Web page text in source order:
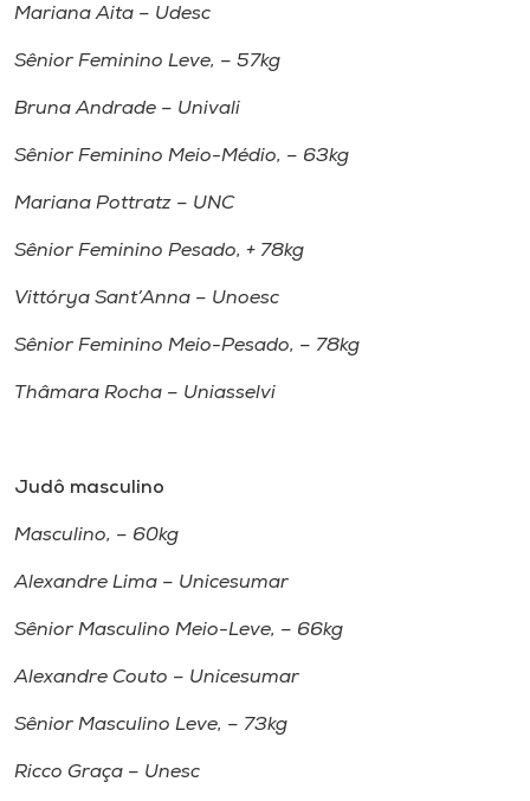
Mariana Aita – Udesc
Sênior Feminino Leve, – 57kg
Bruna Andrade – Univali
Sênior Feminino Meio-Médio, – 63kg
Mariana Pottratz – UNC
Sênior Feminino Pesado, + 78kg
Vittórya Sant’Anna – Unoesc
Sênior Feminino Meio-Pesado, – 78kg
Thâmara Rocha – Uniasselvi
Judô masculino
Masculino, – 60kg
Alexandre Lima – Unicesumar
Sênior Masculino Meio-Leve, – 66kg
Alexandre Couto – Unicesumar
Sênior Masculino Leve, – 73kg
Ricco Graça – Unesc